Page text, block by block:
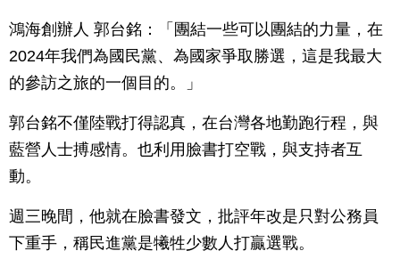
鴻海創辦人 郭台銘：「團結一些可以團結的力量，在
2024年我們為國民黨、為國家爭取勝選，這是我最大
的參訪之旅的一個目的。」
郭台銘不僅陸戰打得認真，在台灣各地勤跑行程，與
藍營人士搏感情。也利用臉書打空戰，與支持者互
動。
週三晚間，他就在臉書發文，批評年改是只對公務員
下重手，稱民進黨是犧牲少數人打贏選戰。